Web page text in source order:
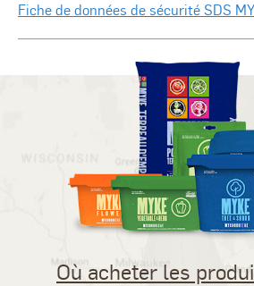
Fiche de données de sécurité SDS
Où acheter les